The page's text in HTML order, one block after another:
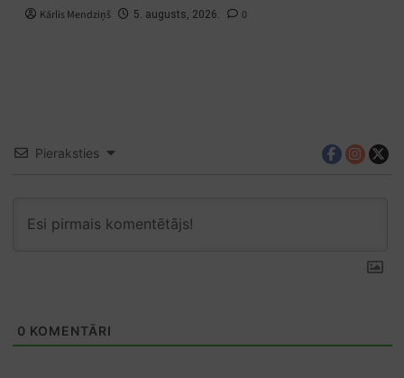
Kārlis Mendziņš 5. augusts, 2026. 0
Pieraksties
0 KOMENTĀRI